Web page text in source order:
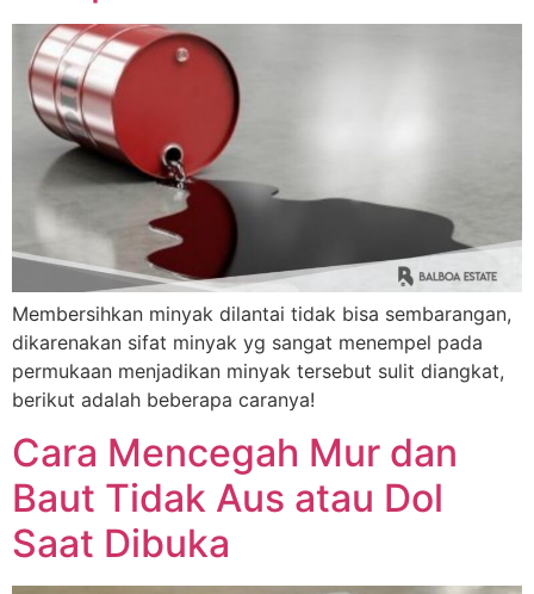
Membersihkan minyak dilantai tidak bisa sembarangan,
dikarenakan sifat minyak yg sangat menempel pada
permukaan menjadikan minyak tersebut sulit diangkat,
berikut adalah beberapa caranya!
Cara Mencegah Mur dan
Baut Tidak Aus atau Dol
Saat Dibuka